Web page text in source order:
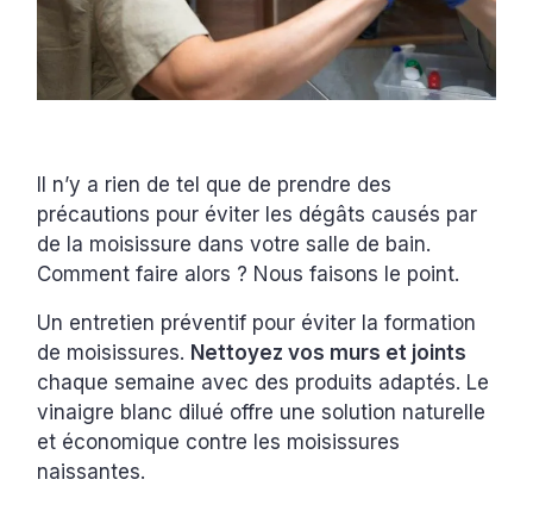
Il n’y a rien de tel que de prendre des
précautions pour éviter les dégâts causés par
de la moisissure dans votre salle de bain.
Comment faire alors ? Nous faisons le point.
Un entretien préventif pour éviter la formation
de moisissures. Nettoyez vos murs et joints
chaque semaine avec des produits adaptés. Le
vinaigre blanc dilué offre une solution naturelle
et économique contre les moisissures
naissantes.